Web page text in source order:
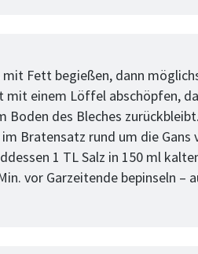
mit Fett begießen, dann
mit einem Löffel abschöpfen,
Boden des Bleches
Bratensatz rund um die Gans
1 TL Salz in 150 ml
vor Garzeitende bepinseln –